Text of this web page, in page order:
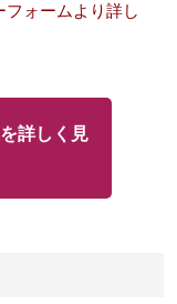
ォームより詳し
詳しく見